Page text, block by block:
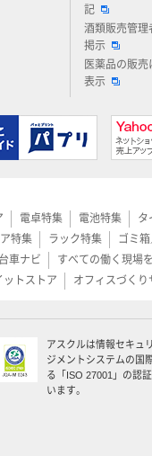
記
酒類販売管理
掲示
医薬品の販売
表示
電卓特集 電池特集
タ
特集 ラック特集
ゴミ
車ナビ
すべての働く現場
ットストア オフィスづくり
アスクルは情報セキュ
ジメントシステムの国
る「ISO 27001」の認
います。